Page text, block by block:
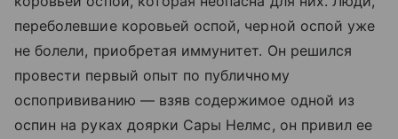
переболевшие коровьей оспой, черной оспой уже
не болели, приобретая иммунитет. Он решился
провести первый опыт по публичному
оспопрививанию — взяв содержимое одной из
оспин на руках доярки Сары Нелмс, он привил ее